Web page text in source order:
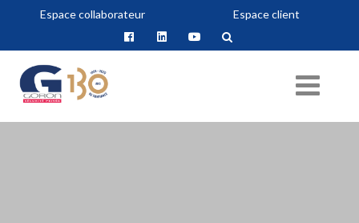
Espace collaborateur Espace client